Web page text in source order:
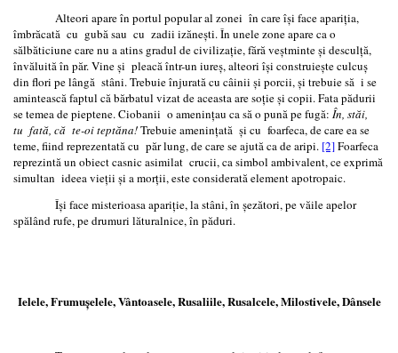
Alteori apare în portul popular al zonei în care îşi face apariţia,
îmbrăcată cu gubă sau cu zadii izăneşti. În unele zone apare ca o
sălbăticiune care nu a atins gradul de civilizaţie, fără veştminte şi desculţă,
învăluită în păr. Vine şi pleacă într-un iureş, alteori îşi construieşte culcuş
din flori pe lângă stâni. Trebuie înjurată cu câinii şi porcii, şi trebuie să i se
amintească faptul că bărbatul vizat de aceasta are soţie şi copii. Fata pădurii
se temea de pieptene. Ciobanii o amenințau ca să o pună pe fugă: În, stăi,
tu fată, că te-oi teptăna!Trebuie ameninţată și cu foarfeca, de care ea se
teme, fiind reprezentată cu păr lung, de care se ajută ca de aripi. [2]Foarfeca
reprezintă un obiect casnic asimilat crucii, ca simbol ambivalent, ce exprimă
simultan ideea vieţii şi a morţii, este considerată element apotropaic.
Îşi face misterioasa apariţie, la stâni, în şezători, pe văile apelor
spălând rufe, pe drumuri lăturalnice, în păduri.
Ielele, Frumuşelele, Vântoasele, Rusaliile, Rusalcele, Milostivele, Dânsele